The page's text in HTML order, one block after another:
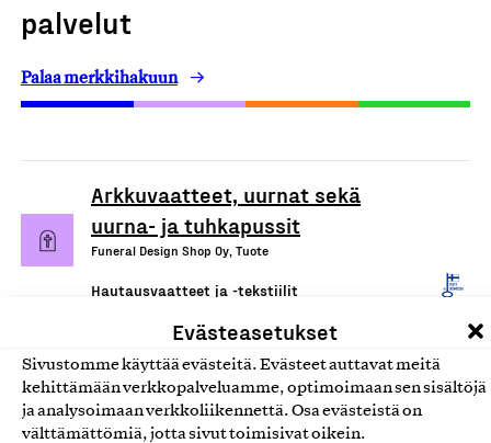
Evästeasetukset
Sivustomme käyttää evästeitä. Evästeet auttavat meitä
kehittämään verkkopalveluamme, optimoimaan sen sisältöjä
ja analysoimaan verkkoliikennettä. Osa evästeistä on
välttämättömiä, jotta sivut toimisivat oikein.
palvelut
Palaa merkkihakuun
Arkkuvaatteet, uurnat sekä
uurna- ja tuhkapussit
Funeral Design Shop Oy, Tuote
Hautausvaatteet ja -tekstiilit